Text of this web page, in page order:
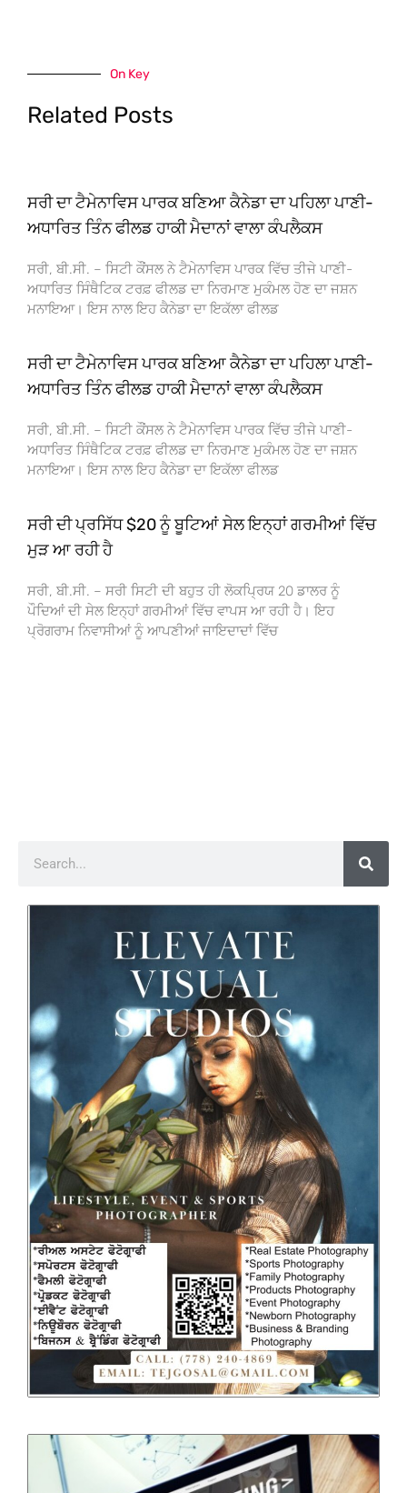
On Key
Related Posts
ਸਰੀ ਦਾ ਟੈਮੇਨਾਵਿਸ ਪਾਰਕ ਬਣਿਆ ਕੈਨੇਡਾ ਦਾ ਪਹਿਲਾ ਪਾਣੀ-
ਅਧਾਰਿਤ ਤਿੰਨ ਫੀਲਡ ਹਾਕੀ ਮੈਦਾਨਾਂ ਵਾਲਾ ਕੰਪਲੈਕਸ
ਸਰੀ, ਬੀ.ਸੀ. – ਸਿਟੀ ਕੌਂਸਲ ਨੇ ਟੈਮੇਨਾਵਿਸ ਪਾਰਕ ਵਿੱਚ ਤੀਜੇ ਪਾਣੀ-
ਅਧਾਰਿਤ ਸਿੰਥੈਟਿਕ ਟਰਫ਼ ਫੀਲਡ ਦਾ ਨਿਰਮਾਣ ਮੁਕੰਮਲ ਹੋਣ ਦਾ ਜਸ਼ਨ
ਮਨਾਇਆ। ਇਸ ਨਾਲ ਇਹ ਕੈਨੇਡਾ ਦਾ ਇਕੱਲਾ ਫੀਲਡ
ਸਰੀ ਦਾ ਟੈਮੇਨਾਵਿਸ ਪਾਰਕ ਬਣਿਆ ਕੈਨੇਡਾ ਦਾ ਪਹਿਲਾ ਪਾਣੀ-
ਅਧਾਰਿਤ ਤਿੰਨ ਫੀਲਡ ਹਾਕੀ ਮੈਦਾਨਾਂ ਵਾਲਾ ਕੰਪਲੈਕਸ
ਸਰੀ, ਬੀ.ਸੀ. – ਸਿਟੀ ਕੌਂਸਲ ਨੇ ਟੈਮੇਨਾਵਿਸ ਪਾਰਕ ਵਿੱਚ ਤੀਜੇ ਪਾਣੀ-
ਅਧਾਰਿਤ ਸਿੰਥੈਟਿਕ ਟਰਫ਼ ਫੀਲਡ ਦਾ ਨਿਰਮਾਣ ਮੁਕੰਮਲ ਹੋਣ ਦਾ ਜਸ਼ਨ
ਮਨਾਇਆ। ਇਸ ਨਾਲ ਇਹ ਕੈਨੇਡਾ ਦਾ ਇਕੱਲਾ ਫੀਲਡ
ਸਰੀ ਦੀ ਪ੍ਰਸਿੱਧ $20 ਨੂੰ ਬੂਟਿਆਂ ਸੇਲ ਇਨ੍ਹਾਂ ਗਰਮੀਆਂ ਵਿੱਚ
ਮੁੜ ਆ ਰਹੀ ਹੈ
ਸਰੀ, ਬੀ.ਸੀ. – ਸਰੀ ਸਿਟੀ ਦੀ ਬਹੁਤ ਹੀ ਲੋਕਪ੍ਰਿਯ 20 ਡਾਲਰ ਨੂੰ
ਪੌਦਿਆਂ ਦੀ ਸੇਲ ਇਨ੍ਹਾਂ ਗਰਮੀਆਂ ਵਿੱਚ ਵਾਪਸ ਆ ਰਹੀ ਹੈ। ਇਹ
ਪ੍ਰੋਗਰਾਮ ਨਿਵਾਸੀਆਂ ਨੂੰ ਆਪਣੀਆਂ ਜਾਇਦਾਦਾਂ ਵਿੱਚ